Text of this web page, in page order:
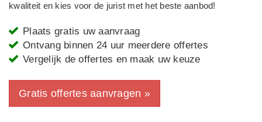
kwaliteit en kies voor de jurist met het beste aanbod!
Plaats gratis uw aanvraag
Ontvang binnen 24 uur meerdere offertes
Vergelijk de offertes en maak uw keuze
Gratis offertes aanvragen »